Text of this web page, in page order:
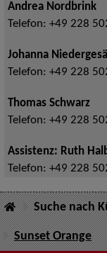
Andrea Nordbrink
Telefon: +49 228
Johanna
Telefon: +49 228
Thomas Schwarz
Telefon: +49 228
Assistenz: Ruth
Telefon: +49 228
Suche nach
Sunset Orange